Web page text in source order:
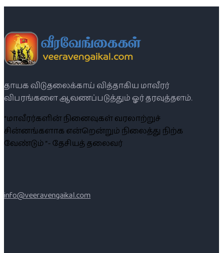
தாயக விடுதலைக்காய் வித்தாகிய மாவீரர்
விபரங்களை ஆவணப்படுத்தும் ஓர் தரவுத்தளம்.
“மாவீரர்களின் நினைவுகள் வரலாற்றுச்
சின்னங்களாக என்றென்றும் நிலைத்து நிற்க
வேண்டும் ”- தேசியத் தலைவர்
info@veeravengaikal.com